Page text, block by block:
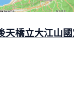
橋立大江山